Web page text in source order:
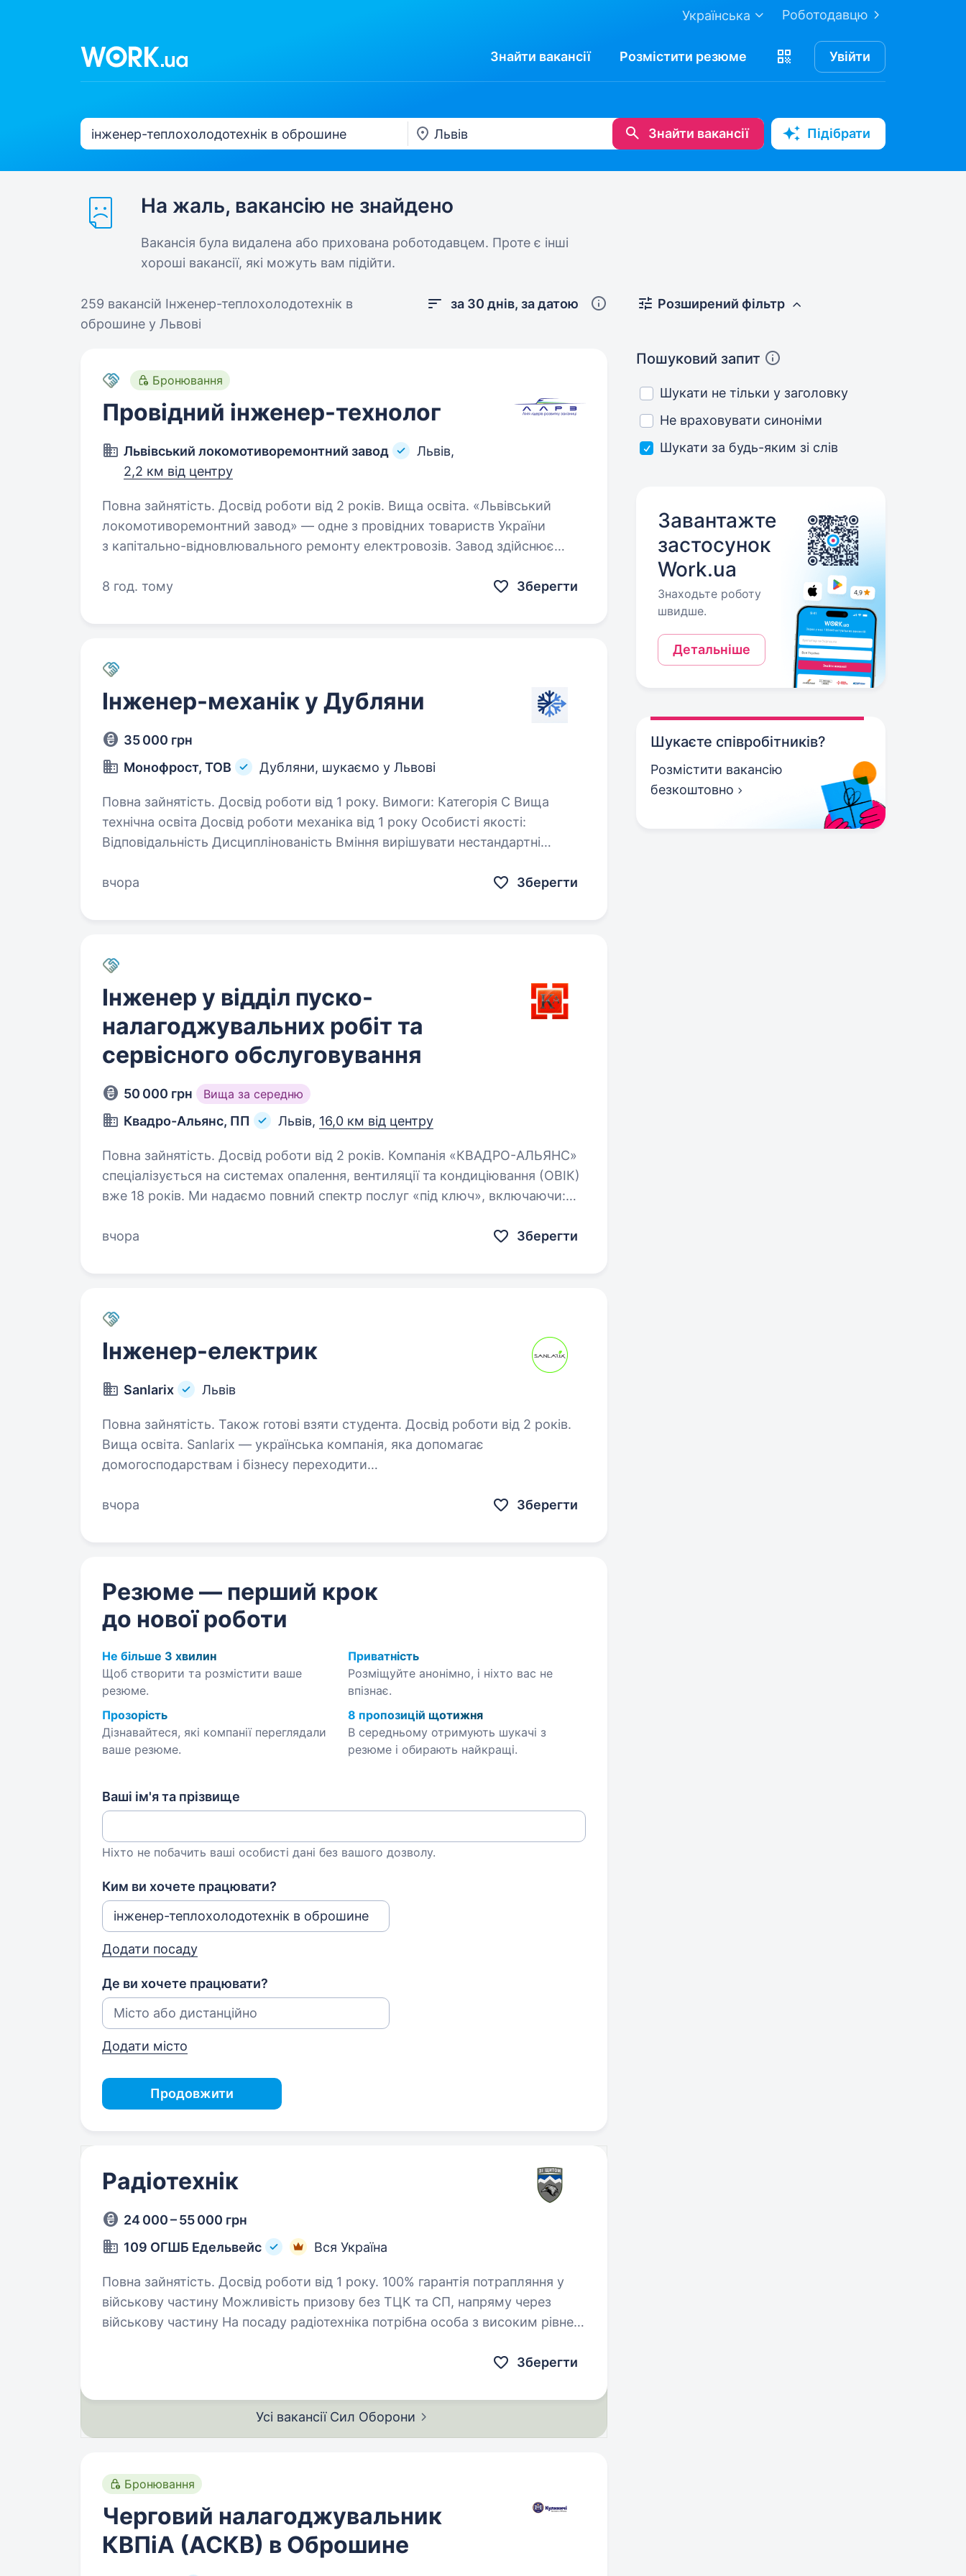
Роботодавцю
Українська
Знайти вакансії Розмістити резюме Увійти
Знайти вакансії Підібрати
На жаль, вакансію не знайдено
Вакансія була видалена або прихована роботодавцем. Проте є інші
хороші вакансії, які можуть вам підійти.
259 вакансій Інженер-теплохолодотехнік в
оброшине у Львові
за 30 днів, за датою
Бронювання
Провідний інженер-технолог
Львівський локомотиворемонтний завод
Львів,
2,2 км від центру
Повна зайнятість. Досвід роботи від 2 років. Вища освіта. «Львівський
локомотиворемонтний завод» — одне з провідних товариств України
з капітально-відновлювального ремонту електровозів. Завод здійснює
8 год. тому
Зберегти
Інженер-механік у Дубляни
35 000 грн
Монофрост, ТОВ
Дубляни, шукаємо у Львові
Повна зайнятість. Досвід роботи від 1 року. Вимоги: Категорія С Вища
технічна освіта Досвід роботи механіка від 1 року Особисті якості:
Відповідальність Дисциплінованість Вміння вирішувати нестандартні
вчора
Зберегти
Інженер у відділ пуско-
налагоджувальних робіт та
сервісного обслуговування
50 000 грн Вища за середню
Квадро-Альянс, ПП Львів, 16,0 км від центру
Повна зайнятість. Досвід роботи від 2 років. Компанія «КВАДРО-АЛЬЯНС»
спеціалізується на системах опалення, вентиляції та кондиціювання (ОВІК)
вже 18 років. Ми надаємо повний спектр послуг «під ключ», включаючи:
вчора
Зберегти
Інженер-електрик
Sanlarix Львів
Повна зайнятість. Також готові взяти студента. Досвід роботи від 2 років.
Вища освіта. Sanlarix — українська компанія, яка допомагає
домогосподарствам і бізнесу переходити
та системи зберігання енергії, зарядні станції для електромобілів…
вчора Зберегти
Резюме — перший крок
до нової роботи
Не більше 3 хвилин
Щоб створити та розмістити ваше
резюме.
Приватність
Розміщуйте анонімно, і ніхто вас не
впізнає.
Прозорість
Дізнавайтеся, які компанії переглядали
ваше резюме.
8 пропозицій щотижня
В середньому отримують шукачі з
резюме і обирають найкращі.
Ваші ім'я та прізвище
Ніхто не побачить ваші особисті дані без вашого дозволу.
Ким ви хочете працювати?
Додати посаду
Де ви хочете працювати?
Додати місто
Продовжити
Радіотехнік
24 000 – 55 000 грн
109 ОГШБ Едельвейс
Вся Україна
Повна зайнятість. Досвід роботи від 1 року. 100% гарантія потрапляння у
військову частину Можливість призову без ТЦК та СП, напряму через
військову частину На посаду радіотехніка потрібна особа з високим рівнем
Зберегти
Усі вакансії Сил Оборони
Бронювання
Черговий налагоджувальник
КВПіА (АСКВ) в Оброшине
Розширений фільтр
Пошуковий запит
Шукати не тільки у заголовку
Не враховувати синоніми
Шукати за будь-яким зі слів
Завантажте
застосунок
Work.ua
Знаходьте роботу
швидше.
Детальніше
Шукаєте співробітників?
Розмістити вакансію
безкоштовно